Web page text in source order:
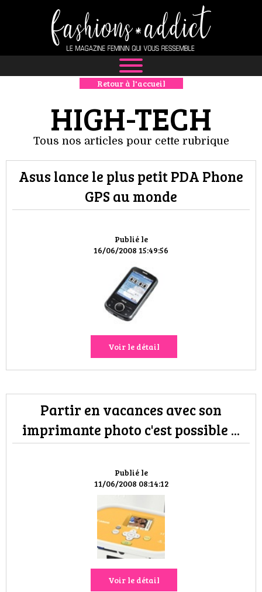
NEWS
MODE
LUXE
DÉFILÉS
BOUTIQUE
CULTURE
HIGH TECH
MAISON
AUTO
LIEUX TENDANCES
MODE DE RUE
JEUNES CRÉATEURS
HISTOIRE DES MARQUES
DÉCO
VOYAGES & LOISIRS
Retour à l'accueil
HIGH-TECH
Tous nos articles pour cette rubrique
Publié le
16/06/2008 15:49:56
Asus lance le plus petit PDA Phone
GPS au monde
Voir le détail
Publié le
11/06/2008 08:14:12
Partir en vacances avec son
imprimante photo c'est possible ...
Voir le détail